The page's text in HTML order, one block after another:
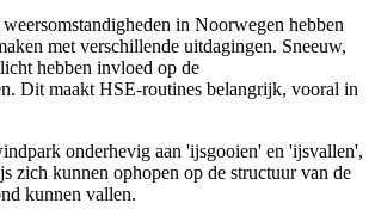
in Noorwegen hebben
met verschillende uitdagingen. Sneeuw,
hebben invloed op de
Dit maakt HSE-routines belangrijk, vooral in
onderhevig aan 'ijsgooien' en 'ijsvallen',
zich kunnen ophopen op de structuur van de
kunnen vallen.